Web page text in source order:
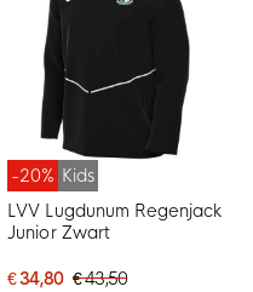
-20% Kids
LVV Lugdunum Regenjack
Junior Zwart
€ 34,80 € 43,50